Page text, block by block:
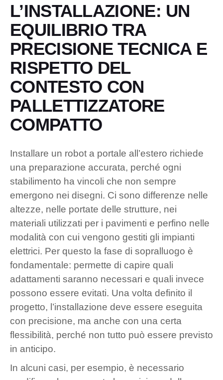
L’INSTALLAZIONE: UN
EQUILIBRIO TRA
PRECISIONE TECNICA E
RISPETTO DEL
CONTESTO CON
PALLETTIZZATORE
COMPATTO
Installare un robot a portale all’estero richiede
una preparazione accurata, perché ogni
stabilimento ha vincoli che non sempre
emergono nei disegni. Ci sono differenze nelle
altezze, nelle portate delle strutture, nei
materiali utilizzati per i pavimenti e perfino nelle
modalità con cui vengono gestiti gli impianti
elettrici. Per questo la fase di sopralluogo è
fondamentale: permette di capire quali
adattamenti saranno necessari e quali invece
possono essere evitati. Una volta definito il
progetto, l’installazione deve essere eseguita
con precisione, ma anche con una certa
flessibilità, perché non tutto può essere previsto
in anticipo.
In alcuni casi, per esempio, è necessario